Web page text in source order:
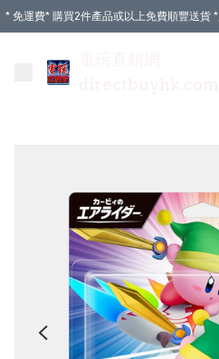
* 免運費* 購買2件產品或以上免費順豐送貨